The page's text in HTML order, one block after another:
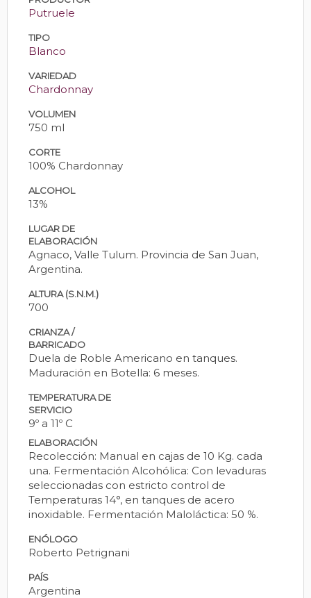
Putruele
TIPO
Blanco
VARIEDAD
Chardonnay
VOLUMEN
750 ml
CORTE
100% Chardonnay
ALCOHOL
13%
LUGAR DE
ELABORACIÓN
Agnaco, Valle Tulum. Provincia de San Juan,
Argentina.
ALTURA (S.N.M.)
700
CRIANZA /
BARRICADO
Duela de Roble Americano en tanques.
Maduración en Botella: 6 meses.
TEMPERATURA DE
SERVICIO
9º a 11º C
ELABORACIÓN
Recolección: Manual en cajas de 10 Kg. cada
una. Fermentación Alcohólica: Con levaduras
seleccionadas con estricto control de
Temperaturas 14°, en tanques de acero
inoxidable. Fermentación Maloláctica: 50 %.
ENÓLOGO
Roberto Petrignani
PAÍS
Argentina